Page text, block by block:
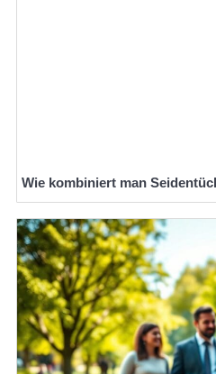
Wie kombiniert man